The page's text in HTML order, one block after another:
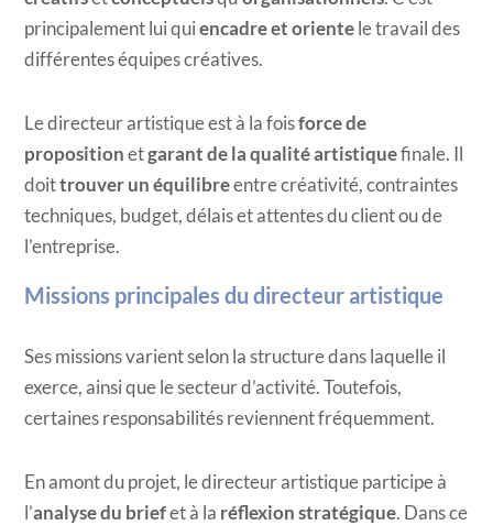
principalement lui quiencadre et oriente le travail des
différentes équipes créatives.
Le directeur artistique est à la foisforce de
propositionetgarant de la qualité artistiquefinale. Il
doittrouver un équilibreentre créativité, contraintes
techniques, budget, délais et attentes du client ou de
l’entreprise.
Missions principales du directeur artistique
Ses missions varient selon la structure dans laquelle il
exerce, ainsi que le secteur d’activité. Toutefois,
certaines responsabilités reviennent fréquemment.
En amont du projet, le directeur artistique participe à
l’analyse du briefet à la réflexion stratégique. Dans ce